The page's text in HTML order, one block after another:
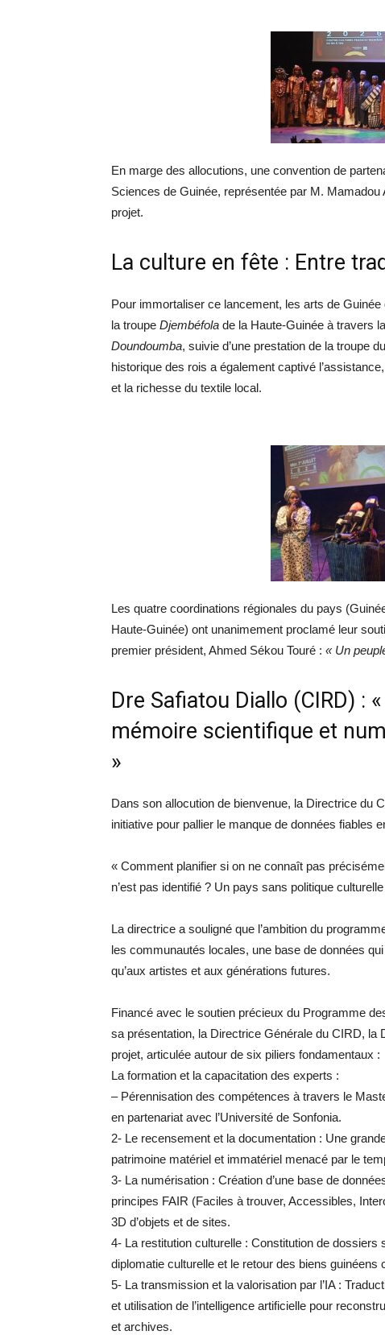
En marge des allocutions, une convention de
Sciences de Guinée, représentée par M.
projet.
​La culture en fête : Entre
​Pour immortaliser ce lancement, les arts de
la troupe Djembéfola de la Haute-Guinée à travers
Doundoumba, suivie d’une prestation de la troupe
historique des rois a également captivé
et la richesse du textile local.
Les quatre coordinations régionales du pays
Haute-Guinée) ont unanimement proclamé leur
premier président, Ahmed Sékou Touré : « Un
​Dre Safiatou Diallo (CIRD) :
mémoire scientifique et
»
​Dans son allocution de bienvenue, la Directrice du
initiative pour pallier le manque de données fiables
​« Comment planifier si on ne connaît pas
n’est pas identifié ? Un pays sans politique
La directrice a souligné que l’ambition du
les communautés locales, une base de données
qu’aux artistes et aux générations futures.
​Financé avec le soutien précieux du Programme
sa présentation, la Directrice Générale du CIRD, la
projet, articulée autour de six piliers fondamentaux :
​La formation et la capacitation des experts :
– Pérennisation des compétences à travers le
en partenariat avec l’Université de Sonfonia.
​2- Le recensement et la documentation : Une
patrimoine matériel et immatériel menacé par le
​3- La numérisation : Création d’une base de
principes FAIR (Faciles à trouver, Accessibles,
3D d’objets et de sites.
​4- La restitution culturelle : Constitution de
diplomatie culturelle et le retour des biens guinéens
​5- La transmission et la valorisation par l’IA :
et utilisation de l’intelligence artificielle pour
et archives.